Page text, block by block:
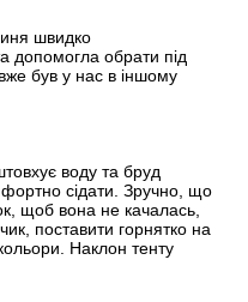
швидко
допомогла обрати під
був у нас в іншому
воду та бруд
сідати. Зручно, що
щоб вона не качалась,
поставити горнятко на
Наклон тенту